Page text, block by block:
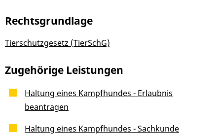
Rechtsgrundlage
Tierschutzgesetz (TierSchG)
Zugehörige Leistungen
Haltung eines Kampfhundes - Erlaubnis
beantragen
Haltung eines Kampfhundes - Sachkunde